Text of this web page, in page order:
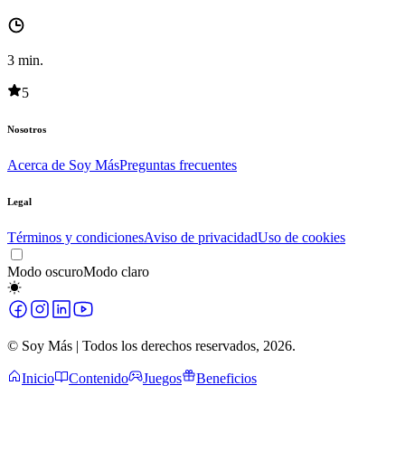
3 min.
5
Nosotros
Acerca de Soy MásPreguntas frecuentes
Legal
Términos y condicionesAviso de privacidadUso de cookies
Modo oscuroModo claro
© Soy Más | Todos los derechos reservados, 2026.
Inicio Contenido Juegos Beneficios